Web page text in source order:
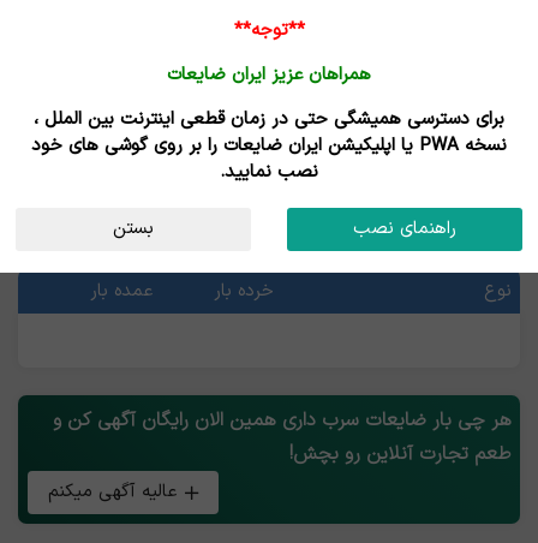
خرید ضایعات سرب - فروش ضایعات سرب
قیمت ضایعات سرب
آخرین قیمت ها
نوع
خرده بار عمده بار
هر چی بار ضایعات سرب داری همین الان رایگان آگهی کن و
طعم تجارت آنلاین رو بچش!
عالیه آگهی میکنم
**توجه**
همراهان عزیز ایران ضایعات
برای دسترسی همیشگی حتی در زمان قطعی اینترنت بین الملل ،
نسخه PWA یا اپلیکیشن ایران ضایعات را بر روی گوشی های خود
نصب نمایید.
راهنمای نصب بستن